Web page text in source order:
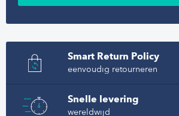
Smart Return Policy
eenvoudig retourneren
Snelle levering
wereldwijd